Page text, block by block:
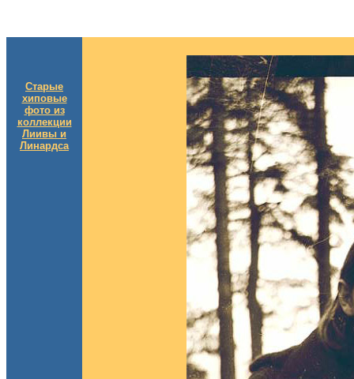
Старые
хиповые
фото из
коллекции
Лиивы и
Линардса